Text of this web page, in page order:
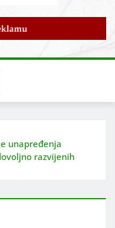
unapređenja
razvijenih